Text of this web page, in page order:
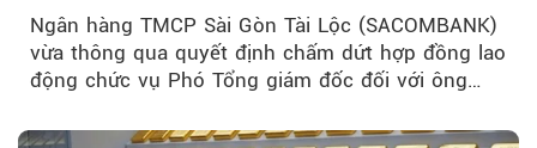
Ngân hàng TMCP Sài Gòn Tài Lộc (SACOMBANK)
vừa thông qua quyết định chấm dứt hợp đồng lao
động chức vụ Phó Tổng giám đốc đối với ông